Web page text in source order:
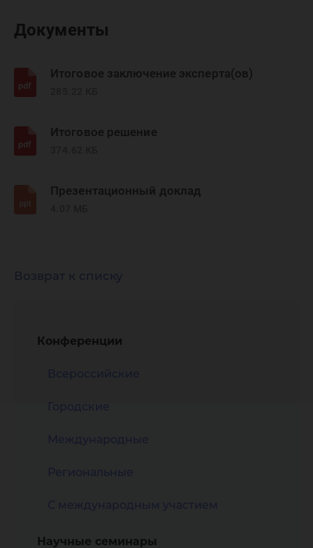
Документы
Итоговое заключение эксперта(ов)
Итоговое решение
Презентационный доклад
Возврат к списку
Конференции
Городские
Научные семинары